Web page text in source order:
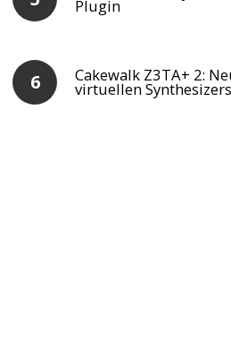
Plugin
Cakewalk Z3TA+ 2:
virtuellen